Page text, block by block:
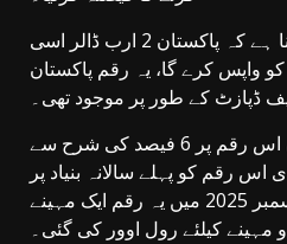
ذرائع وزارت خزانہ کا کہنا ہے کہ پاکستان 2 ارب ڈالر اسی
واپس کرے گا، یہ رقم پاکستان
ڈپازٹ کے طور پر موجود تھی۔
ذرائع کے مطابق پاکستان اس رقم پر 6 فیصد کی شرح سے
اس رقم کو پہلے سالانہ بنیاد پر
رول اوور کر رہا تھا، دسمبر 2025 میں یہ رقم ایک مہینے
مہینے کیلئے رول اوور کی گئی۔